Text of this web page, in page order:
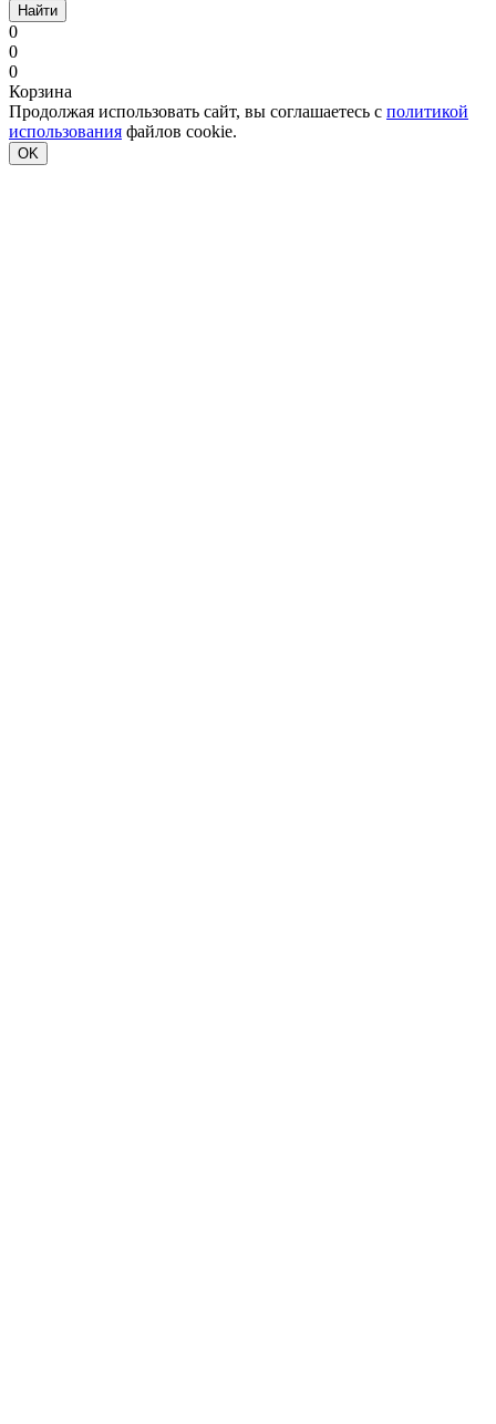
Найти
0
0
0
Корзина
Продолжая использовать сайт, вы соглашаетесь с политикой
использования файлов cookie.
OK